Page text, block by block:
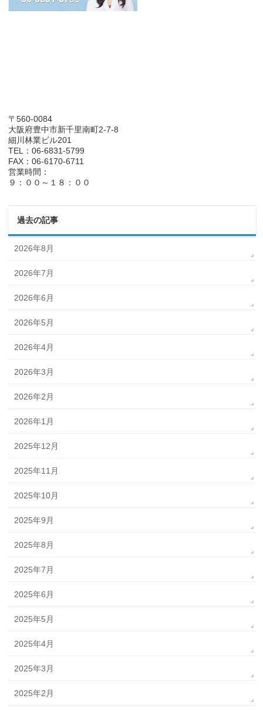
〒560-0084
大阪府豊中市新千里南町2-7-8
細川林業ビル201
TEL：06-6831-5799
FAX：06-6170-6711
営業時間：
９：００～１８：００
過去の記事
2026年8月
2026年7月
2026年6月
2026年5月
2026年4月
2026年3月
2026年2月
2026年1月
2025年12月
2025年11月
2025年10月
2025年9月
2025年8月
2025年7月
2025年6月
2025年5月
2025年4月
2025年3月
2025年2月